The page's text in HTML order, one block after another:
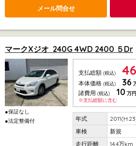
メール問合せ
マークXジオ 240G 4WD 2400 ５Dr
●保証なし
●法定整備付
支払総額 (税込) 46
本体価格 (税込) 36
諸費用 (税込) 10 万円
※支払総額に含む
新規
14.4万km